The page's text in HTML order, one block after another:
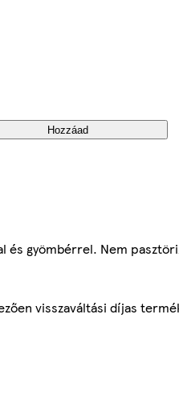
Hozzáad
gyömbérrel. Nem
visszaváltási díjas